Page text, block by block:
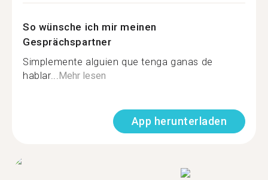
So wünsche ich mir meinen
Gesprächspartner
Simplemente alguien que tenga ganas de
hablar...Mehr lesen
App herunterladen